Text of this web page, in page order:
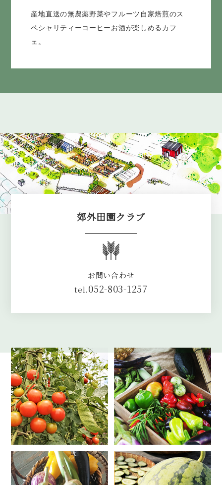
産地直送の無農薬野菜やフルーツ自家焙煎のス
ペシャリティーコーヒーお酒が楽しめるカフ
ェ。
郊外田園クラブ
お問い合わせ
tel.052-803-1257